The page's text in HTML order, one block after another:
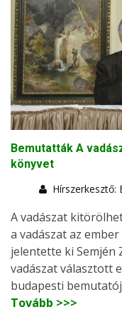
Bemutatták A
könyvet
Hírszerkesztő:
A vadászat
a vadászat az
jelentette ki Semjén
vadászat választott
budapesti
Tovább >>>